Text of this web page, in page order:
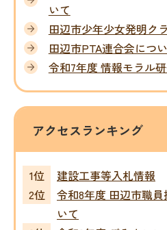
いて
田辺市少年少女発明ク
田辺市PTA連合会につ
令和7年度 情報モラル
アクセスランキング
建設工事等入札情報
令和8年度 田辺市職
いて